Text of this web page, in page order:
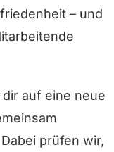
– und
auf eine neue
prüfen wir,